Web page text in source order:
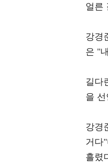
얼른
강경
은 "
길다
을
강경
거다
흘렸